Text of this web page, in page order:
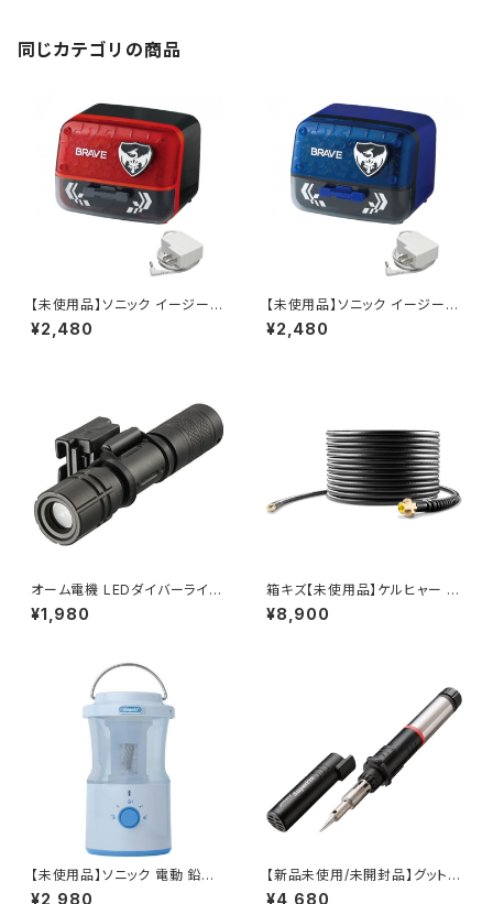
同じカテゴリの商品
【未使用品】ソニック イージーピ
ージー α電動鉛筆削り ブレイ
ブ EK-2760-D (ブラック) / JA
¥2,480
【未使用品】ソニック イージーピ
ージー α電動鉛筆削り ブレイ
ブ EK-2760-B (ブルー) / JAN
¥2,480
オーム電機 LEDダイバーライト
レッドカイザー 80ルーメン LH
-DIV1-K / JAN : 497127581
¥1,980
箱キズ【未使用品】ケルヒャー K
ARCHER 2.637-767.0 パイ
プクリーニングホース15m 高圧
¥8,900
【未使用品】ソニック 電動 鉛筆
削り 充電式 全自動 LVH-700
¥2,980
【新品未使用/未開封品】グット g
oot ポータソルスーパープロ ガ
¥4,680